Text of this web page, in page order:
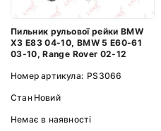
Пильник рульової рейки BMW
X3 E83 04-10, BMW 5 E60-61
03-10, Range Rover 02-12
Номер артикула: PS3066
Стан Новий
Немає в наявності